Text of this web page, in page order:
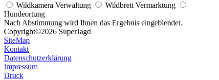
Wildkamera Verwaltung
Wildbrett Vermarktung
Hundeortung
Nach Abstimmung wird Ihnen das Ergebnis eingeblendet.
Copyright©2026 SuperJagd
SiteMap
Kontakt
Datenschutzerklärung
Impressum
Druck